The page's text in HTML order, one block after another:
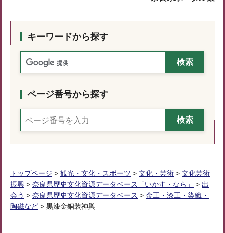
キーワードから探す
ページ番号から探す
トップページ > 観光・文化・スポーツ > 文化・芸術 > 文化芸術
振興 > 奈良県歴史文化資源データベース「いかす・なら」 > 出
会う > 奈良県歴史文化資源データベース > 金工・漆工・染織・
陶磁など > 黒漆金銅装神輿